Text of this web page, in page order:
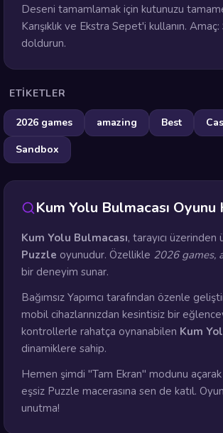
Deseni tamamlamak için kutunuzu
Karışıklık ve Ekstra Sepet'i kullanın.
doldurun.
ETIKETLER
2026 games amazing Best
Sandbox
Kum Yolu Bulmacası Oyunu
Kum Yolu Bulmacası, tarayıcı
Puzzle oyunudur. Özellikle 2026 games,
bir deneyim sunar.
Bağımsız Yapımcı tarafından özenle
mobil cihazlarınızdan kesintisiz bir
kontrollerle rahatça oynanabilen Kum
dinamiklere sahip.
Hemen şimdi "Tam Ekran" modunu
eşsiz Puzzle macerasına sen de katıl.
unutma!